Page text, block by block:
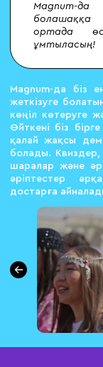
Magnum-
болашаққа
ортада
ұмтыласың!
Magnum-да біз
жеткізуге
көңіл көтеруге
Өйткені біз
қалай жақсы
болады. Квиздер,
шаралар және
әріптестер
достарға